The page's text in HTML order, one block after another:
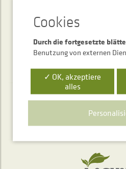
Telefonischer
+34 948
Durch die fortgesetzte
Benutzung von externen
✓ OK, akzeptiere
alles